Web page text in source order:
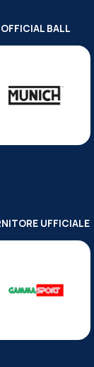
OFFICIAL BALL
UFFICIALE